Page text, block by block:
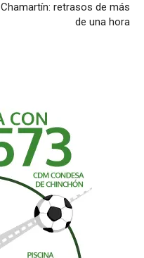
Chamartín: retrasos de más
de una hora